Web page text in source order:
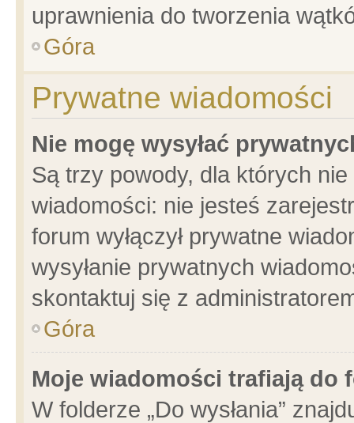
uprawnienia do tworzenia
Góra
Prywatne wiadomości
Nie mogę wysyłać
Są trzy powody, dla których
wiadomości: nie jesteś
forum wyłączył prywatne
wysyłanie prywatnych
skontaktuj się z
Góra
Moje wiadomości trafiają do
W folderze „Do wysłania”